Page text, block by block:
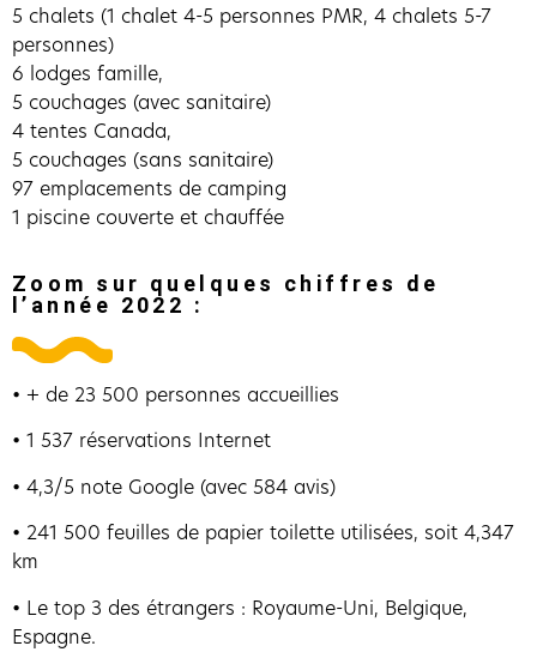
5 chalets (1 chalet 4-5 personnes PMR, 4 chalets 5-7
personnes)
6 lodges famille,
5 couchages (avec sanitaire)
4 tentes Canada,
5 couchages (sans sanitaire)
97 emplacements de camping
1 piscine couverte et chauffée
Zoom sur quelques chiffres de
l’année 2022 :
• + de 23 500 personnes accueillies
• 1 537 réservations Internet
• 4,3/5 note Google (avec 584 avis)
• 241 500 feuilles de papier toilette utilisées, soit 4,347
km
• Le top 3 des étrangers : Royaume-Uni, Belgique,
Espagne.